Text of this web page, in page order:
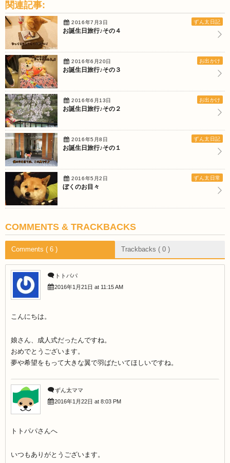
関連記事:
2016年7月3日 ずん太日記
お誕生日旅行♪その４
2016年6月20日 お出かけ
お誕生日旅行♪その３
2016年6月13日 お出かけ
お誕生日旅行♪その２
2016年5月8日 ずん太日記
お誕生日旅行♪その１
2016年5月2日 ずん太日常
ぼくのお目々
COMMENTS & TRACKBACKS
Comments ( 6 ) Trackbacks ( 0 )
トトパパ
2016年1月21日 at 11:15 AM
こんにちは。
娘さん、成人式だったんですね。
おめでとうございます。
夢や希望をもって大きな翼で羽ばたいてほしいですね。
ずん太ママ
2016年1月22日 at 8:03 PM
トトパパさんへ
いつもありがとうございます。